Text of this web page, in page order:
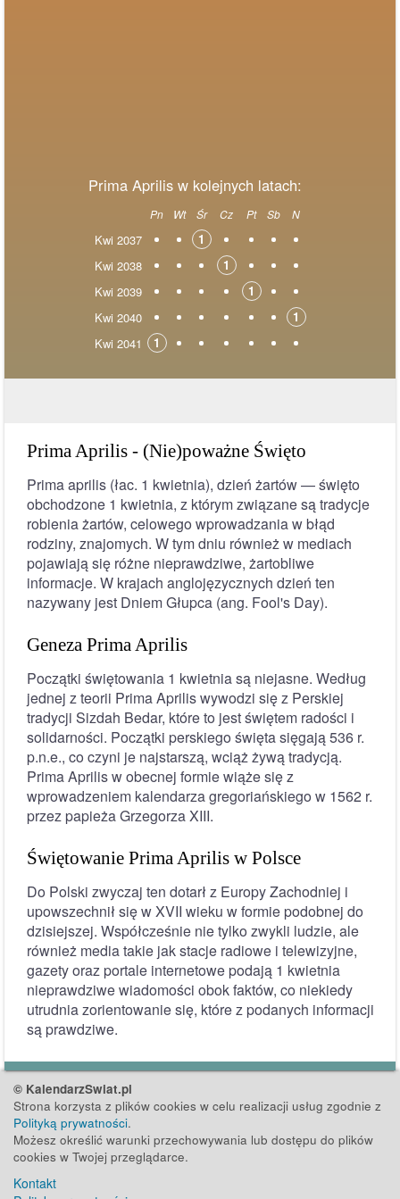
Prima Aprilis w kolejnych latach:
Pn Wt Śr Cz Pt Sb N
Kwi 2037
1
Kwi 2038
1
Kwi 2039
1
Kwi 2040
1
Kwi 2041
1
Prima Aprilis - (Nie)poważne Święto
Prima aprilis (łac. 1 kwietnia), dzień żartów — święto
obchodzone 1 kwietnia, z którym związane są tradycje
robienia żartów, celowego wprowadzania w błąd
rodziny, znajomych. W tym dniu również w mediach
pojawiają się różne nieprawdziwe, żartobliwe
informacje. W krajach anglojęzycznych dzień ten
nazywany jest Dniem Głupca (ang. Fool's Day).
Geneza Prima Aprilis
Początki świętowania 1 kwietnia są niejasne. Według
jednej z teorii Prima Aprilis wywodzi się z Perskiej
tradycji Sizdah Bedar, które to jest świętem radości i
solidarności. Początki perskiego święta sięgają 536 r.
p.n.e., co czyni je najstarszą, wciąż żywą tradycją.
Prima Aprilis w obecnej formie wiąże się z
wprowadzeniem kalendarza gregoriańskiego w 1562 r.
przez papieża Grzegorza XIII.
Świętowanie Prima Aprilis w Polsce
Do Polski zwyczaj ten dotarł z Europy Zachodniej i
upowszechnił się w XVII wieku w formie podobnej do
dzisiejszej. Współcześnie nie tylko zwykli ludzie, ale
również media takie jak stacje radiowe i telewizyjne,
gazety oraz portale internetowe podają 1 kwietnia
nieprawdziwe wiadomości obok faktów, co niekiedy
utrudnia zorientowanie się, które z podanych informacji
są prawdziwe.
© KalendarzSwiat.pl
Strona korzysta z plików cookies w celu realizacji usług zgodnie z
Polityką prywatności.
Możesz określić warunki przechowywania lub dostępu do plików
cookies w Twojej przeglądarce.
Kontakt